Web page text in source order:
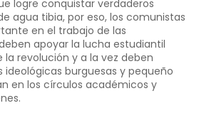
logre conquistar verdaderos
agua tibia, por eso, los comunistas
en el trabajo de las
apoyar la lucha estudiantil
revolución y a la vez deben
burguesas y pequeño
en los círculos académicos y